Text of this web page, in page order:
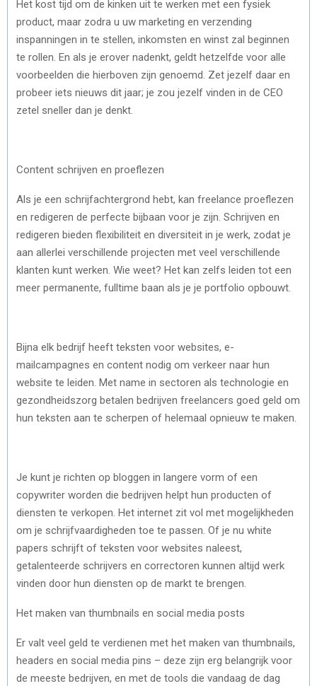
Het kost tijd om de kinken uit te werken met een fysiek
product, maar zodra u uw marketing en verzending
inspanningen in te stellen, inkomsten en winst zal beginnen
te rollen. En als je erover nadenkt, geldt hetzelfde voor alle
voorbeelden die hierboven zijn genoemd. Zet jezelf daar en
probeer iets nieuws dit jaar; je zou jezelf vinden in de CEO
zetel sneller dan je denkt.
Content schrijven en proeflezen
Als je een schrijfachtergrond hebt, kan freelance proeflezen
en redigeren de perfecte bijbaan voor je zijn. Schrijven en
redigeren bieden flexibiliteit en diversiteit in je werk, zodat je
aan allerlei verschillende projecten met veel verschillende
klanten kunt werken. Wie weet? Het kan zelfs leiden tot een
meer permanente, fulltime baan als je je portfolio opbouwt.
Bijna elk bedrijf heeft teksten voor websites, e-
mailcampagnes en content nodig om verkeer naar hun
website te leiden. Met name in sectoren als technologie en
gezondheidszorg betalen bedrijven freelancers goed geld om
hun teksten aan te scherpen of helemaal opnieuw te maken.
Je kunt je richten op bloggen in langere vorm of een
copywriter worden die bedrijven helpt hun producten of
diensten te verkopen. Het internet zit vol met mogelijkheden
om je schrijfvaardigheden toe te passen. Of je nu white
papers schrijft of teksten voor websites naleest,
getalenteerde schrijvers en correctoren kunnen altijd werk
vinden door hun diensten op de markt te brengen.
Het maken van thumbnails en social media posts
Er valt veel geld te verdienen met het maken van thumbnails,
headers en social media pins – deze zijn erg belangrijk voor
de meeste bedrijven, en met de tools die vandaag de dag